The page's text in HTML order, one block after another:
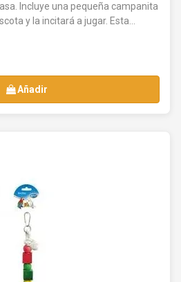
Incluye una pequeña campanita
y la incitará a jugar. Esta...
Añadir